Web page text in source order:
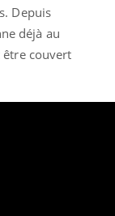
Depuis
déjà au
couvert